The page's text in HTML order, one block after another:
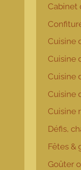
Cabinet
Cuisine
Cuisine
Cuisine
Cuisine
Cuisine
Défis,
Fêtes &
Goûter